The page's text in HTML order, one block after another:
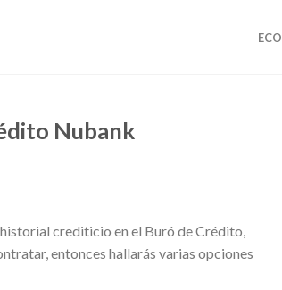
Nubank
crediticio en el Buró de Crédito,
entonces hallarás varias opciones